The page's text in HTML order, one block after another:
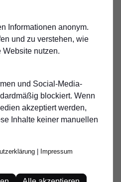
Informationen anonym.
und zu verstehen, wie
Website nutzen.
und Social-Media-
blockiert. Wenn
akzeptiert werden,
Inhalte keiner manuellen
Impressum
– wir starten in unsere
unseren Traum vom
Idee ist eine lebendige
Trainingsstunden eine
einer grandiosen
nun voller Energie und
ihre Leidenschaft für den
wachsen. Was mit drei